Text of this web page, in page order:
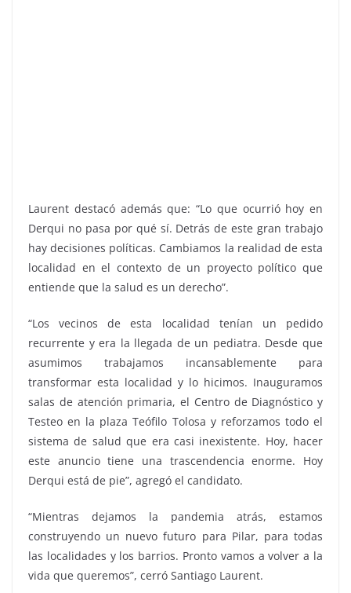
Laurent destacó además que: “Lo que ocurrió hoy en
Derqui no pasa por qué sí. Detrás de este gran trabajo
hay decisiones políticas. Cambiamos la realidad de esta
localidad en el contexto de un proyecto político que
entiende que la salud es un derecho”.
“Los vecinos de esta localidad tenían un pedido
recurrente y era la llegada de un pediatra. Desde que
asumimos trabajamos incansablemente para
transformar esta localidad y lo hicimos. Inauguramos
salas de atención primaria, el Centro de Diagnóstico y
Testeo en la plaza Teófilo Tolosa y reforzamos todo el
sistema de salud que era casi inexistente. Hoy, hacer
este anuncio tiene una trascendencia enorme. Hoy
Derqui está de pie”, agregó el candidato.
“Mientras dejamos la pandemia atrás, estamos
construyendo un nuevo futuro para Pilar, para todas
las localidades y los barrios. Pronto vamos a volver a la
vida que queremos”, cerró Santiago Laurent.